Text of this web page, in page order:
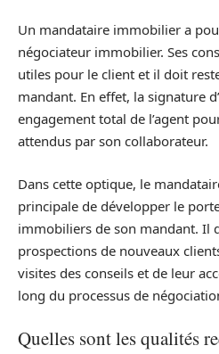
Un mandataire immobilier a
négociateur immobilier. Ses
utiles pour le client et il doit
mandant. En effet, la signature
engagement total de l’agent
attendus par son collaborateur.
Dans cette optique, le
principale de développer le
immobiliers de son mandant. Il
prospections de nouveaux
visites des conseils et de leur
long du processus de
Quelles sont les qualités